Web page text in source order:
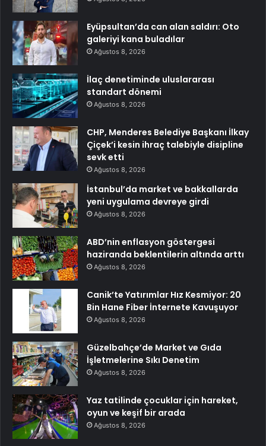
Eyüpsultan’da can alan saldırı: Oto
galeriyi kana buladılar
Ağustos 8, 2026
İlaç denetiminde uluslararası
standart dönemi
Ağustos 8, 2026
CHP, Menderes Belediye Başkanı İlkay
Çiçek’i kesin ihraç talebiyle disipline
sevk etti
Ağustos 8, 2026
İstanbul’da market ve bakkallarda
yeni uygulama devreye girdi
Ağustos 8, 2026
ABD’nin enflasyon göstergesi
haziranda beklentilerin altında arttı
Ağustos 8, 2026
Canik’te Yatırımlar Hız Kesmiyor: 20
Bin Hane Fiber İnternete Kavuşuyor
Ağustos 8, 2026
Güzelbahçe’de Market ve Gıda
İşletmelerine Sıkı Denetim
Ağustos 8, 2026
Yaz tatilinde çocuklar için hareket,
oyun ve keşif bir arada
Ağustos 8, 2026